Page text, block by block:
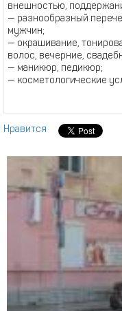
внешностью,
— разнообразный
мужчин;
— окрашивание,
волос, вечерние,
— маникюр, педикюр;
— косметологические
Нравится